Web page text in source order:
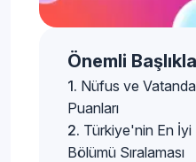
Önemli
Nüfus ve
Puanları
Türkiye'nin En İyi
Bölümü Sıralaması